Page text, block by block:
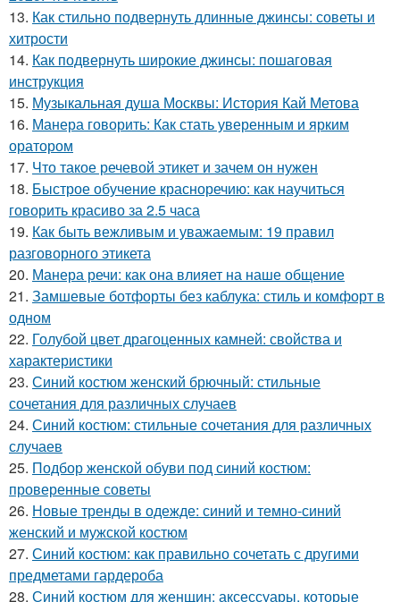
13. Как стильно подвернуть длинные джинсы: советы и
хитрости
14. Как подвернуть широкие джинсы: пошаговая
инструкция
15. Музыкальная душа Москвы: История Кай Метова
16. Манера говорить: Как стать уверенным и ярким
оратором
17. Что такое речевой этикет и зачем он нужен
18. Быстрое обучение красноречию: как научиться
говорить красиво за 2.5 часа
19. Как быть вежливым и уважаемым: 19 правил
разговорного этикета
20. Манера речи: как она влияет на наше общение
21. Замшевые ботфорты без каблука: стиль и комфорт в
одном
22. Голубой цвет драгоценных камней: свойства и
характеристики
23. Синий костюм женский брючный: стильные
сочетания для различных случаев
24. Синий костюм: стильные сочетания для различных
случаев
25. Подбор женской обуви под синий костюм:
проверенные советы
26. Новые тренды в одежде: синий и темно-синий
женский и мужской костюм
27. Синий костюм: как правильно сочетать с другими
предметами гардероба
28. Синий костюм для женщин: аксессуары, которые